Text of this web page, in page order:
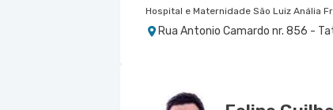
Hospital e Maternidade São Luiz Anália
Rua Antonio Camardo nr. 856 -